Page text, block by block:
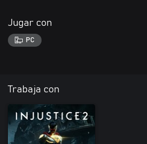
Jugar con
PC
Trabaja con